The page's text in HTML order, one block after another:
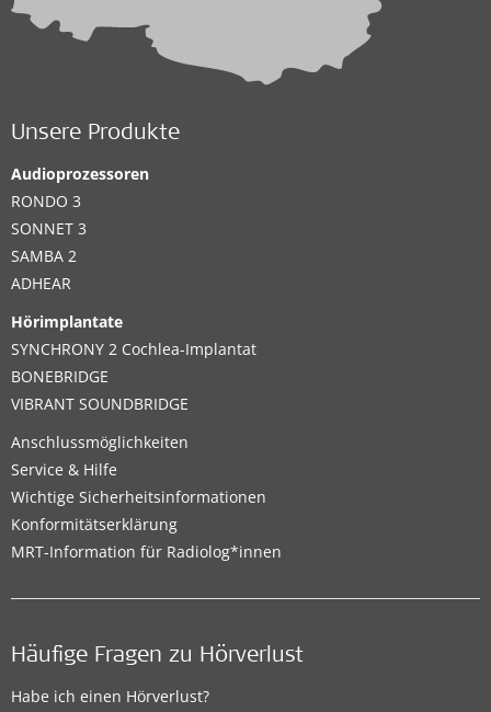
Unsere Produkte
Audioprozessoren
RONDO 3
SONNET 3
SAMBA 2
ADHEAR
Hörimplantate
SYNCHRONY 2 Cochlea-Implantat
BONEBRIDGE
VIBRANT SOUNDBRIDGE
Anschlussmöglichkeiten
Service & Hilfe
Wichtige Sicherheitsinformationen
Konformitätserklärung
MRT-Information für Radiolog*innen
Häufige Fragen zu Hörverlust
Habe ich einen Hörverlust?